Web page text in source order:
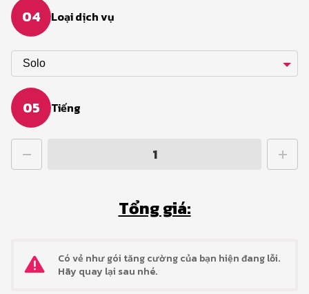
04 Loại dịch vụ
Solo
05 Tiếng
Tổng giá:
Có vẻ như gói tăng cường của bạn hiện đang lỗi.
Hãy quay lại sau nhé.